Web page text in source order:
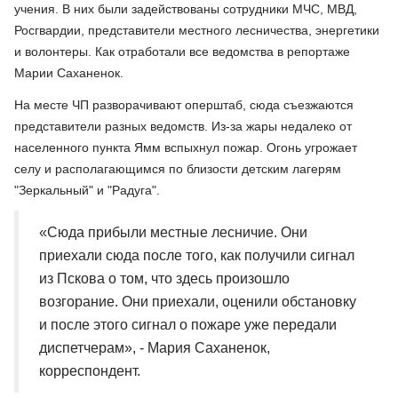
учения. В них были задействованы сотрудники МЧС, МВД,
Росгвардии, представители местного лесничества, энергетики
и волонтеры. Как отработали все ведомства в репортаже
Марии Саханенок.
На месте ЧП разворачивают оперштаб, сюда съезжаются
представители разных ведомств. Из-за жары недалеко от
населенного пункта Ямм вспыхнул пожар. Огонь угрожает
селу и располагающимся по близости детским лагерям
"Зеркальный" и "Радуга".
«Сюда прибыли местные лесничие. Они
приехали сюда после того, как получили сигнал
из Пскова о том, что здесь произошло
возгорание. Они приехали, оценили обстановку
и после этого сигнал о пожаре уже передали
диспетчерам», - Мария Саханенок,
корреспондент.